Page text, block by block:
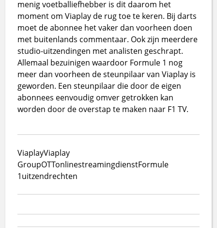
menig voetballiefhebber is dit daarom het
moment om Viaplay de rug toe te keren. Bij darts
moet de abonnee het vaker dan voorheen doen
met buitenlands commentaar. Ook zijn meerdere
studio-uitzendingen met analisten geschrapt.
Allemaal bezuinigen waardoor Formule 1 nog
meer dan voorheen de steunpilaar van Viaplay is
geworden. Een steunpilaar die door de eigen
abonnees eenvoudig omver getrokken kan
worden door de overstap te maken naar F1 TV.
ViaplayViaplay
GroupOTTonlinestreamingdienstFormule
1uitzendrechten